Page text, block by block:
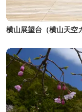
横山展望台（横山天空